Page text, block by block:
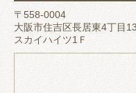
〒558-0004
大阪市住吉区長居東4丁目
スカイハイツ1Ｆ